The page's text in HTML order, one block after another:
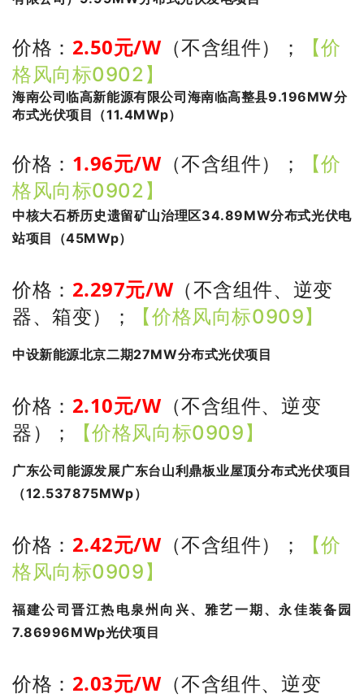
价格： 2.50元/W （不含组件） ；
【价
格风向标0902】
海南公司临高新能源有限公司海南临高整县9.196MW分
布式光伏项目（11.4MWp）
价格： 1.96元/W （不含组件） ；
【价
格风向标0902】
中核大石桥历史遗留矿山治理区34.89MW分布式光伏电
站项目（45MWp）
价格： 2.297元/W （不含组件、逆变
器、箱变）
； 【价格风向标0909】
中设新能源北京二期27MW分布式光伏项目
价格： 2.10元/W （不含组件、逆变
器）
； 【价格风向标0909】
广东公司能源发展广东台山利鼎板业屋顶分布式光伏项目
（12.537875MWp）
价格： 2.42元/W （不含组件） ；
【价
格风向标0909】
福建公司晋江热电泉州向兴、雅艺一期、永佳装备园
7.86996MWp光伏项目
价格： 2.03元/W （不含组件、逆变